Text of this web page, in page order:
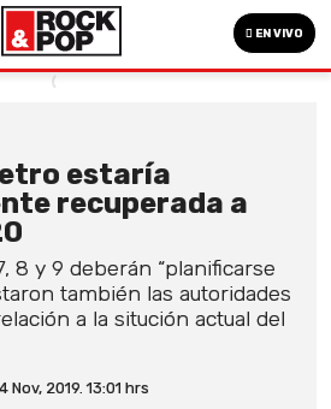
EN VIVO
estaría
recuperada a
8 y 9 deberán “planificarse
también las autoridades
a la situción actual del
Nov, 2019. 13:01 hrs